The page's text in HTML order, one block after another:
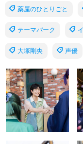
薬屋のひとりごと
テーマパーク
大塚剛央 声優